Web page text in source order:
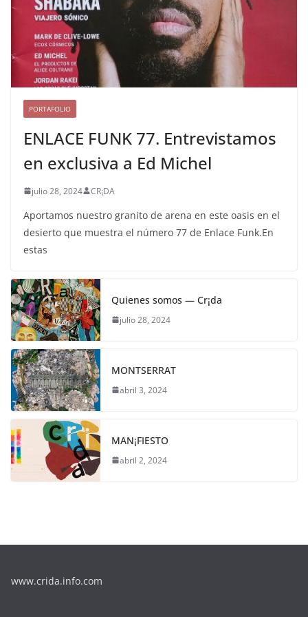
PORTAFOLIO
ENLACE FUNK 77. Entrevistamos
en exclusiva a Ed Michel
julio 28, 2024 CR¡DA
Aportamos nuestro granito de arena en este oasis en el
desierto que muestra el número 77 de Enlace Funk.En
estas
Quienes somos — Cr¡da
julio 28, 2024
MONTSERRAT
abril 3, 2024
MAN¡FIESTO
abril 2, 2024
www.crida.info.com